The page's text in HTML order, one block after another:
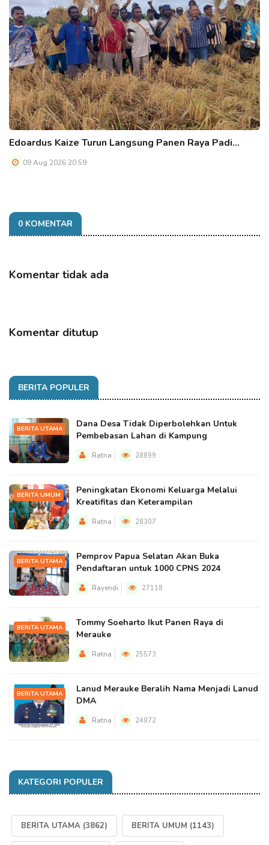
Edoardus Kaize Turun Langsung Panen Raya Padi…
09 Aug 2026 20:59
0 KOMENTAR
Komentar tidak ada
Komentar ditutup
BERITA POPULER
BERITA UTAMA
Dana Desa Tidak Diperbolehkan Untuk
Pembebasan Lahan di Kampung
Ratna 28899
BERITA UMUM
Peningkatan Ekonomi Keluarga Melalui
Kreatifitas dan Keterampilan
Ratna 28307
BERITA UTAMA
Pemprov Papua Selatan Akan Buka
Pendaftaran untuk 1000 CPNS 2024
Rayendi 27118
BERITA UTAMA
Tommy Soeharto Ikut Panen Raya di
Merauke
Ratna 25573
BERITA UTAMA
Lanud Merauke Beralih Nama Menjadi Lanud
DMA
Ratna 24972
KATEGORI POPULER
BERITA UTAMA (3862) BERITA UMUM (1143)